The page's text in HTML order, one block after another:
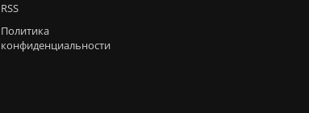
RSS
Политика
конфиденциальности